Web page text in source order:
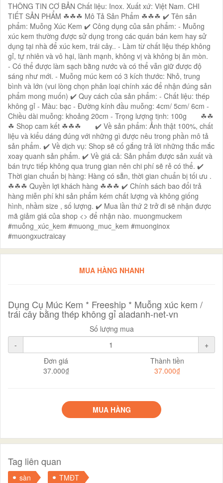
THÔNG TIN CƠ BẢN Chất liệu: Inox. Xuất xứ: Việt Nam. CHI
TIẾT SẢN PHẨM ☘☘☘ Mô Tả Sản Phẩm ☘☘☘ ✔️ Tên sản
phẩm: Muỗng Xúc Kem ✔️ Công dụng của sản phẩm: - Muỗng
xúc kem thường được sử dụng trong các quán bán kem hay sử
dụng tại nhà để xúc kem, trái cây.. - Làm từ chất liệu thép không
gỉ, tự nhiên và vô hại, lành mạnh, không vị và không bị ăn mòn.
- Có thể được làm sạch bằng nước và có thể vẫn giữ được độ
sáng như mới. - Muỗng múc kem có 3 kích thước: Nhỏ, trung
bình và lớn (vui lòng chọn phân loại chính xác để nhận đúng sản
phẩm mong muốn) ✔️ Quy cách của sản phẩm: - Chất liệu: thép
không gỉ - Màu: bạc - Đường kính đầu muỗng: 4cm/ 5cm/ 6cm -
Chiều dài muỗng: khoảng 20cm - Trọng lượng tịnh: 100g ☘☘
☘ Shop cam kết ☘☘☘ ✔️ Về sản phẩm: Ảnh thật 100%, chất
liệu và kiểu dáng đúng với những gì được nêu trong phần mô tả
sản phẩm. ✔️ Về dịch vụ: Shop sẽ cố gắng trả lời những thắc mắc
xoay quanh sản phẩm. ✔️ Về giá cả: Sản phẩm được sản xuất và
bán trực tiếp không qua trung gian nên chi phí sẽ rẻ có thể. ✔️
Thời gian chuẩn bị hàng: Hàng có sẵn, thời gian chuẩn bị tối ưu .
☘☘☘ Quyền lợi khách hàng ☘☘☘ ✔️ Chính sách bao đổi trả
hàng miễn phí khi sản phẩm kém chất lượng và không giống
hình, nhầm size , số lượng. ✔️ Mua lần thứ 2 trở đi sẽ nhận được
mã giảm giá của shop <> để nhận nào. muongmuckem
#muỗng_xúc_kem #muong_muc_kem #muonginox
#muongxuctraicay
MUA HÀNG NHANH
Dụng Cụ Múc Kem * Freeship * Muỗng xúc kem /
trái cây bằng thép không gỉ aladanh-net-vn
Số lượng mua
-
+
Đơn giá
37.000₫
Thành tiền
37.000₫
MUA HÀNG
Tag liên quan
sàn TMĐT